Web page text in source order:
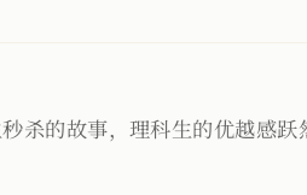
杀的故事，理科生的优越感